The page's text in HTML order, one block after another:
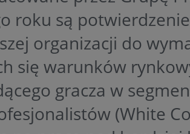
roku są
organizacji do
się warunków
gracza w
(White